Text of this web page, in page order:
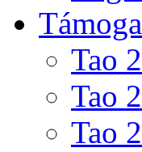
Tao
Tao
Tao